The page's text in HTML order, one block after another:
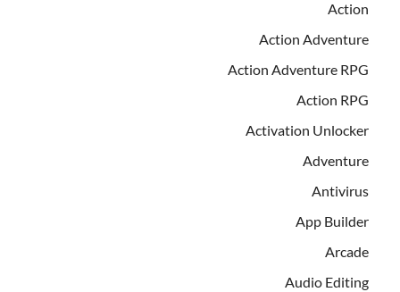
Action
Action Adventure
Action Adventure RPG
Action RPG
Activation Unlocker
Adventure
Antivirus
App Builder
Arcade
Audio Editing